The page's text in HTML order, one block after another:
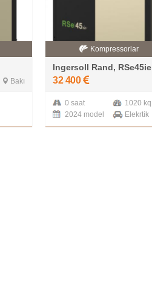
Bakı
Kompressorlar
Ingersoll Rand, RSe45ie
32 400
0 saat
1020 kq
2024 model
Elekrtik